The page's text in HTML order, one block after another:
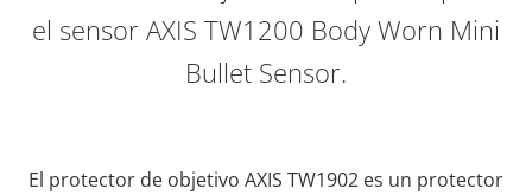
el sensor AXIS TW1200 Body Worn Mini
Bullet Sensor.
El protector de objetivo AXIS TW1902 es un protector